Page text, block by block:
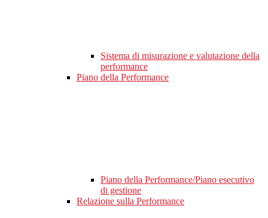
Sistema di misurazione e valutazione della
performance
Piano della Performance
Piano della Performance/Piano esecutivo
di gestione
Relazione sulla Performance